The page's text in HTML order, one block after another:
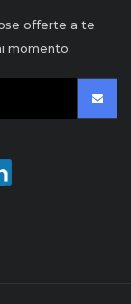
offerte a te
momento.